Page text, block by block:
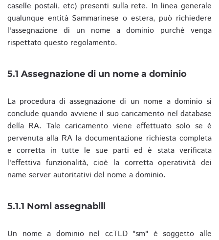
caselle postali, etc) presenti sulla rete. In linea generale
qualunque entità Sammarinese o estera, può richiedere
l'assegnazione di un nome a dominio purchè venga
rispettato questo regolamento.
5.1 Assegnazione di un nome a dominio
La procedura di assegnazione di un nome a dominio si
conclude quando avviene il suo caricamento nel database
della RA. Tale caricamento viene effettuato solo se è
pervenuta alla RA la documentazione richiesta completa
e corretta in tutte le sue parti ed è stata verificata
l'effettiva funzionalità, cioè la corretta operatività dei
name server autoritativi del nome a dominio.
5.1.1 Nomi assegnabili
Un nome a dominio nel ccTLD "sm" è soggetto alle